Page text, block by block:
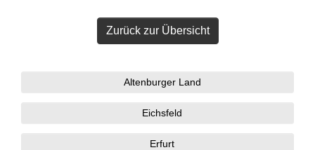
Zurück zur Übersicht
Altenburger Land
Eichsfeld
Erfurt